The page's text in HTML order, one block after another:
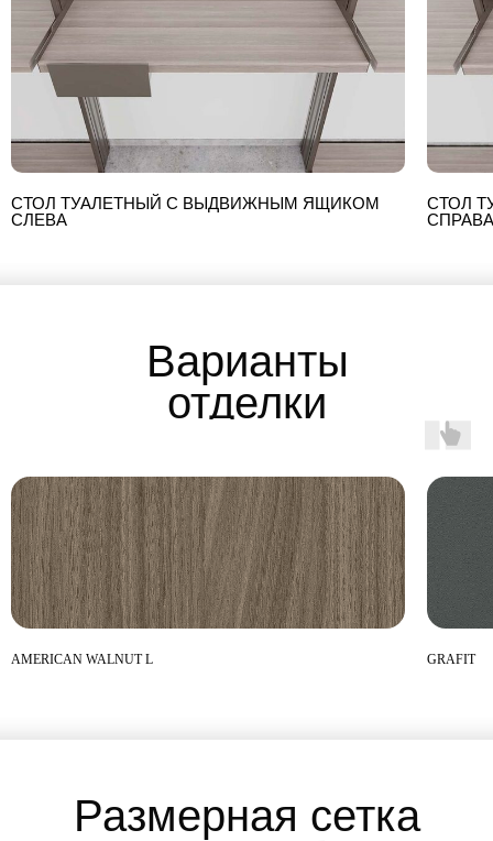
СТОЛ ТУАЛЕТНЫЙ С ВЫДВИЖНЫМ ЯЩИКОМ
СЛЕВА
СТОЛ
Варианты
отделки
AMERICAN WALNUT L GRAFIT
Размерная сетка